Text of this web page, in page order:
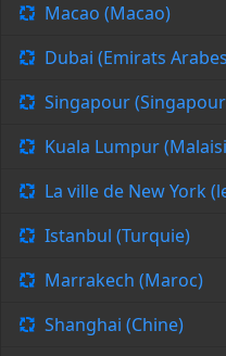
Macao (Macao)
Dubai (Emirats
Singapour
Kuala Lumpur
La ville de New York
Istanbul (Turquie)
Marrakech (Maroc)
Shanghai (Chine)